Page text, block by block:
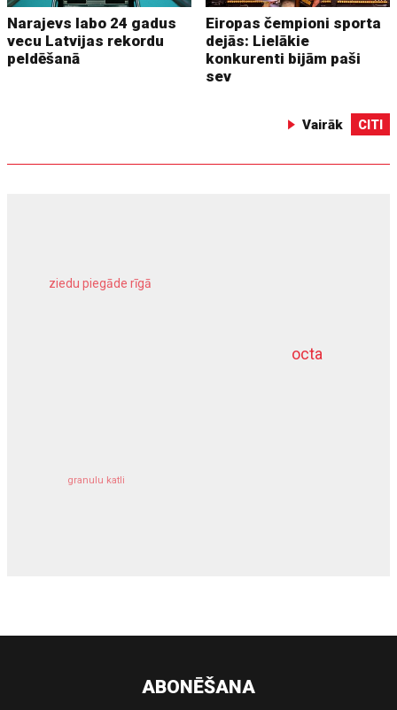
Narajevs labo 24 gadus
vecu Latvijas rekordu
peldēšanā
Eiropas čempioni sporta
dejās: Lielākie
konkurenti bijām paši
sev
Vairāk CITI
octa
ziedu piegāde rīgā
granulu katli
dziļurbums
ABONĒŠANA